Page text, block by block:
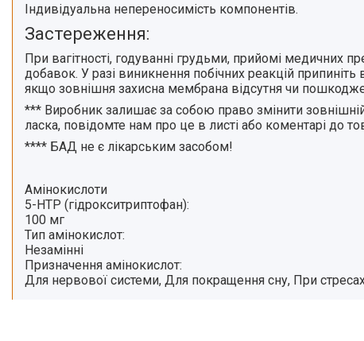
Індивідуальна непереносимість компонентів.
Застереження:
При вагітності, годуванні грудьми, прийомі медичних
добавок. У разі виникнення побічних реакцій
якщо зовнішня захисна мембрана відсутня чи
*** Виробник залишає за собою право змінити
ласка, повідомте нам про це в листі або коментарі до
**** БАД не є лікарським засобом!
Амінокислоти
5-HTP (гідрокситриптофан):
100 мг
Тип амінокислот:
Незамінні
Призначення амінокислот:
Для нервової системи, Для покращення сну, При